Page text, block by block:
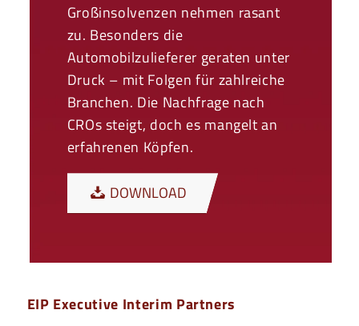
Großinsolvenzen nehmen rasant
zu. Besonders die
Automobilzulieferer geraten unter
Druck – mit Folgen für zahlreiche
Branchen. Die Nachfrage nach
CROs steigt, doch es mangelt an
erfahrenen Köpfen.
DOWNLOAD
EIP Executive Interim Partners